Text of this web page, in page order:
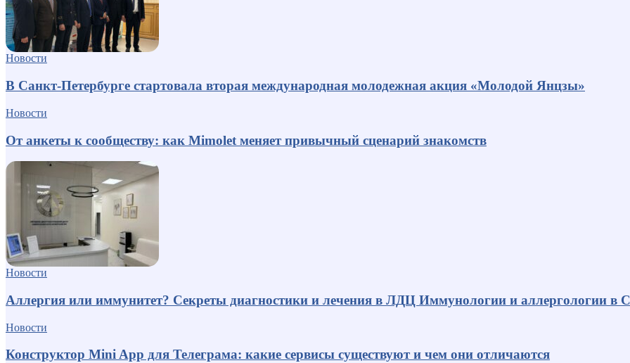
Новости
В Санкт-Петербурге стартовала вторая международная молодежная акция «Молодой Янцзы»
Новости
От анкеты к сообществу: как Mimolet меняет привычный сценарий знакомств
Новости
Аллергия или иммунитет? Секреты диагностики и лечения в ЛДЦ Иммунологии и аллергологии в
Новости
Конструктор Mini App для Телеграма: какие сервисы существуют и чем они отличаются